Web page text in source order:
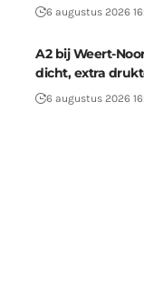
6 augustus 2026
A2 bij Weert-
dicht, extra
6 augustus 2026